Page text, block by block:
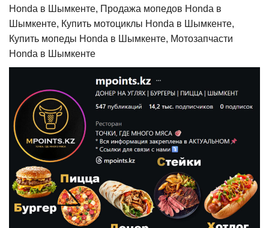
Honda в Шымкенте, Продажа мопедов Honda в
Шымкенте, Купить мотоциклы Honda в Шымкенте,
Купить мопеды Honda в Шымкенте, Мотозапчасти
Honda в Шымкенте